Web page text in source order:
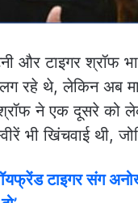
और टाइगर श्रॉफ
रहे थे, लेकिन अब
ने एक दूसरे को
भी खिंचवाई थी,
टाइगर संग